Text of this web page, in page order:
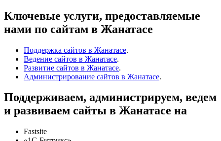
Ключевые услуги, предоставляемые
нами по сайтам в Жанатасе
Поддержка сайтов в Жанатасе.
Ведение сайтов в Жанатасе.
Развитие сайтов в Жанатасе.
Администрирование сайтов в Жанатасе.
Поддерживаем, администрируем, ведем
и развиваем сайты в Жанатасе на
Fastsite